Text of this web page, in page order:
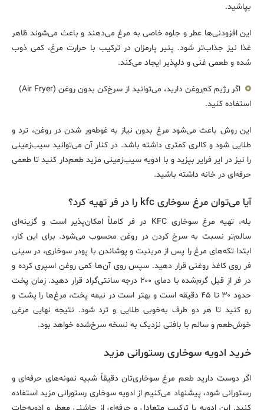
بپاشید.
این افزودنی‌ها عطر و جلوه خاصی به مرغ می‌دهند و باعث می‌شوند ظاهر
غذا نیز جذاب‌تر شود. پنیر پارمزان در ترکیب با حرارت مرغ، کمی ذوب
شده و طعمی غنی و دلپذیر ایجاد می‌کند.
اگر رژیم کم‌روغن دارید، می‌توانید از سرخ‌کن بدون روغن (Air Fryer)
استفاده کنید.
این روش باعث می‌شود مرغ بدون نیاز به غوطه‌ور شدن در روغن، ترد و
طلایی شود و کالری کمتری داشته باشد. در کنار آن می‌توانید سیب‌زمینی
را نیز در ایر فرایر بپزید و با ادویه سیب‌زمینی مزید طعم‌دار کنید تا طعمی
حرفه‌ای در خانه داشته باشید.
آیا می‌توان مرغ سوخاری kfc را در فر تهیه کرد؟
بله، تهیه مرغ سوخاری KFC در فر کاملاً امکان‌پذیر است و گزینه‌ای
سالم‌تر نسبت به سرخ کردن در روغن محسوب می‌شود. برای این کار،
ابتدا تکه‌های مرغ را پس از مرینیت و پوشاندن با پودر سوخاری، در سینی
فر روی کاغذ روغنی قرار دهید. سپس روی آن‌ها کمی روغن اسپری کرده و
در فر از قبل گرم‌شده با دمای ۲۰۰ درجه سانتی‌گراد قرار دهید. زمان پخت
حدود ۳۰ تا ۴۵ دقیقه است و بهتر است در نیمه پخت، مرغ‌ها را پشت و
رو کنید تا هر دو طرف به‌خوبی طلایی و ترد شود. نتیجه نهایی مرغی
خوش‌طعم و سالم با بافتی نزدیک به نسخه سرخ‌شده خواهد بود.
خرید ادویه سوخاری رستورانی مزید
اگر دوست دارید طعم مرغ سوخاری‌تان دقیقاً شبیه نمونه‌های حرفه‌ای و
رستورانی شود، پیشنهاد می‌کنیم از ادویه سوخاری رستورانی مزید استفاده